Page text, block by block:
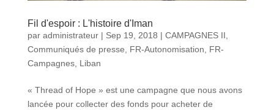
Fil d'espoir : L'histoire d'Iman
par administrateur| Sep 19, 2018 | CAMPAGNES II,
Communiqués de presse, FR-Autonomisation, FR-
Campagnes, Liban
« Thread of Hope » est une campagne que nous avons
lancée pour collecter des fonds pour acheter de